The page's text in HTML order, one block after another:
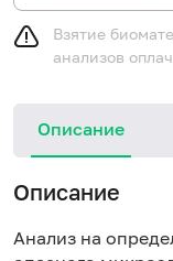
Взятие
анализов
Описание
Описание
Анализ на